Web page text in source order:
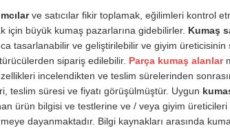
ve satıcılar fikir toplamak, eğilimleri kontrol
için büyük kumaş pazarlarına gidebilirler. Kumaş
tasarlanabilir ve geliştirilebilir ve giyim
sipariş edilebilir. Parça kumaş alanlar
incelendikten ve teslim sürelerinden
teslim süresi ve fiyatı görüşülmüştür. Uygun
ürün bilgisi ve testlerine ve / veya giyim
dayanmaktadır. Bilgi kaynakları arasında